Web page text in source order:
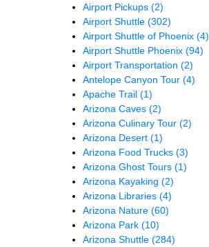
Airport Pickups (2)
Airport Shuttle (302)
Airport Shuttle of Phoenix (4)
Airport Shuttle Phoenix (94)
Airport Transportation (2)
Antelope Canyon Tour (4)
Apache Trail (1)
Arizona Caves (2)
Arizona Culinary Tour (2)
Arizona Desert (1)
Arizona Food Trucks (3)
Arizona Ghost Tours (1)
Arizona Kayaking (2)
Arizona Libraries (4)
Arizona Nature (60)
Arizona Park (10)
Arizona Shuttle (284)